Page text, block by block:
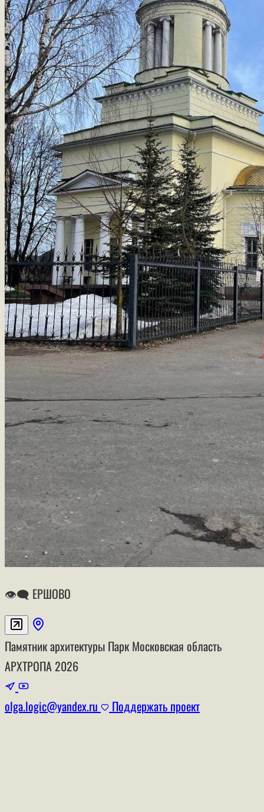
👁‍🗨 ЕРШОВО
Памятник архитектуры Парк Московская область
АРХТРОПА 2026
olga.logic@yandex.ru Поддержать проект